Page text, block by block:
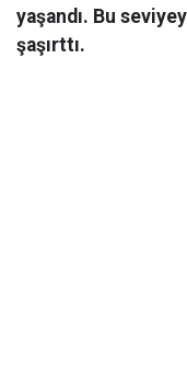
yaşandı. Bu
şaşırttı.